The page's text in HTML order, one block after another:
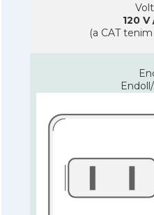
120
(a CAT